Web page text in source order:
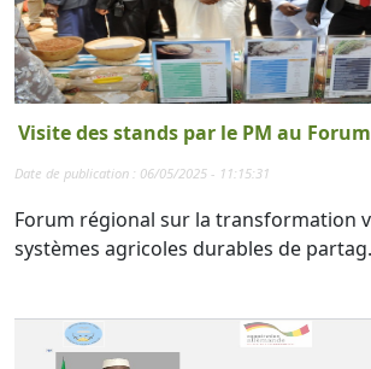
Visite des stands par le PM au
Date de publication : 06/05/2025 - 11:15:31
Forum régional sur la transformation
systèmes agricoles durables de